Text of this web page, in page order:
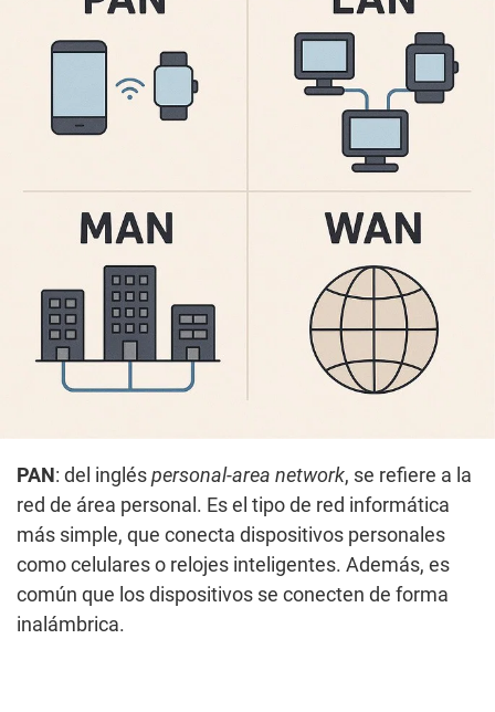
PAN : del inglés personal-area network, se refiere a la
red de área personal. Es el tipo de red informática
más simple, que conecta dispositivos personales
como celulares o relojes inteligentes. Además, es
común que los dispositivos se conecten de forma
inalámbrica.